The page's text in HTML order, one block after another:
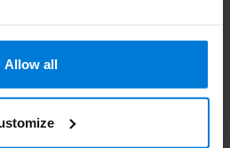
Allow all